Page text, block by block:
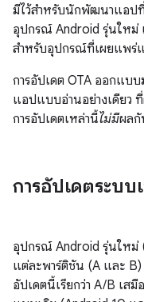
มีไว้สำหรับนักพัฒนาแอปที่
อุปกรณ์ Android รุ่นใหม่
สำหรับอุปกรณ์ที่เผยแพร่
การอัปเดต OTA ออกแบ
แอปแบบอ่านอย่างเดียว
การอัปเดตเหล่านี้ไม่มีผลกั
การอัปเดตระบ
อุปกรณ์ Android รุ่นใหม่
แต่ละพาร์ติชัน (A และ B)
อัปเดตนี้เรียกว่า A/B เส